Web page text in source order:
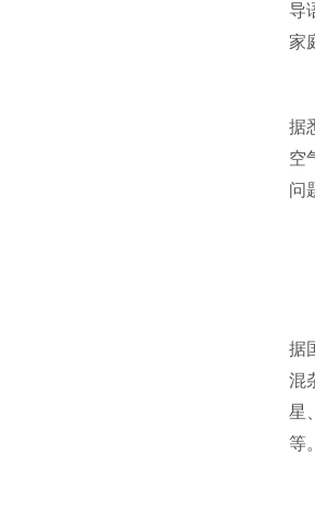
导
家
据
空
问
据
混
星
等。